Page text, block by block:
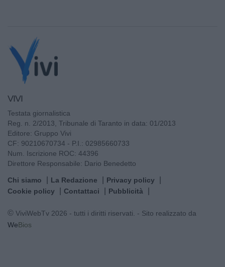
VIVI
Testata giornalistica
Reg. n. 2/2013, Tribunale di Taranto in data: 01/2013
Editore: Gruppo Vivi
CF: 90210670734 - P.I.: 02985660733
Num. Iscrizione ROC: 44396
Direttore Responsabile: Dario Benedetto
Chi siamo La Redazione
Privacy policy
Cookie policy
Contattaci Pubblicità
© ViviWebTv 2026 - tutti i diritti riservati. - Sito realizzato da
WeBios